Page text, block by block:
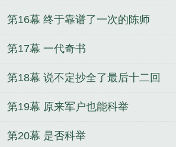
第16幕 终于靠谱了一次的陈师
第17幕 一代奇书
第18幕 说不定抄全了最后十二回
第19幕 原来军户也能科举
第20幕 是否科举